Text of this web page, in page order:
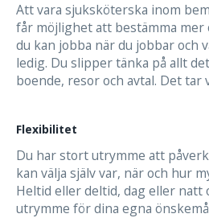
Att vara sjuksköterska inom
får möjlighet att bestämma mer
du kan jobba när du jobbar och
ledig. Du slipper tänka på allt
boende, resor och avtal. Det tar
Flexibilitet
Du har stort utrymme att
kan välja själv var, när och hur
Heltid eller deltid, dag eller natt
utrymme för dina egna